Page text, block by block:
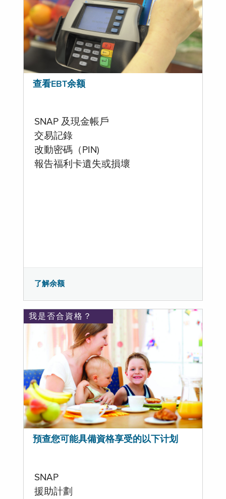
查看EBT余额
SNAP 及現金帳戶
交易記錄
改動密碼（PIN)
報告福利卡遺失或損壞
了解余额
我是否合資格？
預查您可能具備資格享受的以下计划
SNAP
援助計劃